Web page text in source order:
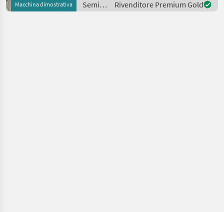
Macchina dimostrativa
Beleuc
Semina
e cura /
Rivenditore Premium Gold